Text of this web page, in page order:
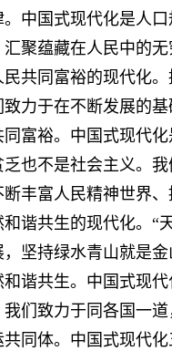
中国式现代化是人
聚蕴藏在人民中的
共同富裕的现代化
力于在不断发展的
富裕。中国式现代
也不是社会主义。
丰富人民精神世界
谐共生的现代化。“
坚持绿水青山就是
谐共生。中国式现
们致力于同各国一
同体。中国式现代